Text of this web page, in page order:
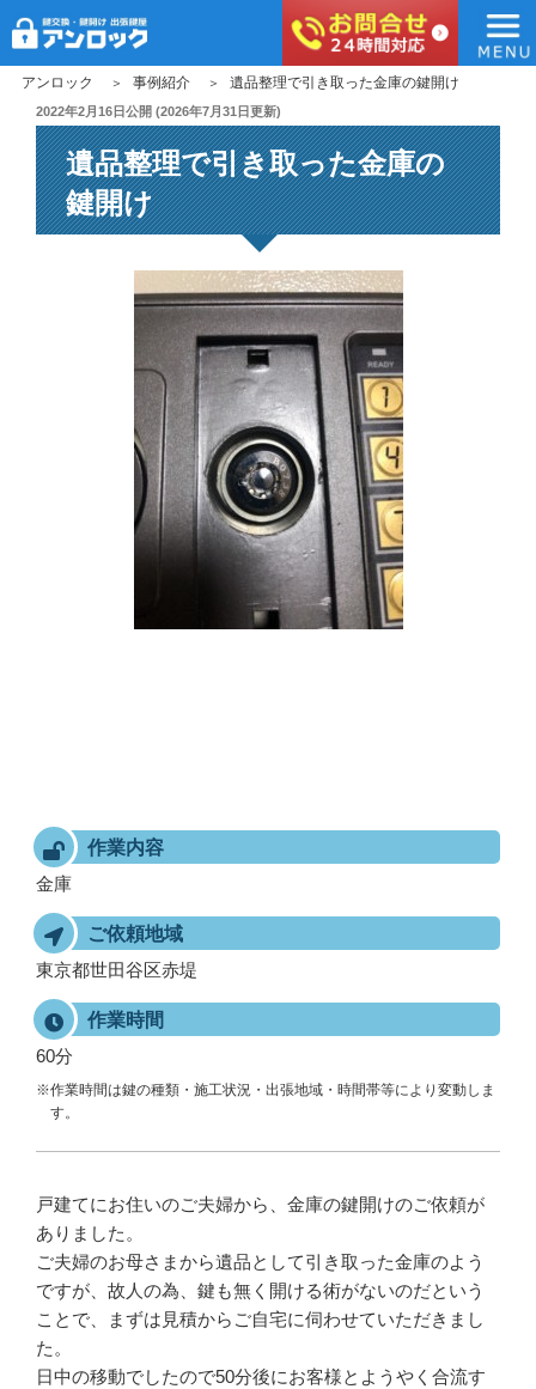
アンロック
アンロック 事例紹介 遺品整理で引き取った金庫の鍵開け
投
稿
日:
2022年2月16日公開 (2026年7月31日更新)
遺品整理で引き取った金庫の
鍵開け
作業内容
金庫
ご依頼地域
東京都世田谷区赤堤
作業時間
60分
※作業時間は鍵の種類・施工状況・出張地域・時間帯等により変動しま
す。
戸建てにお住いのご夫婦から、金庫の鍵開けのご依頼が
ありました。
ご夫婦のお母さまから遺品として引き取った金庫のよう
ですが、故人の為、鍵も無く開ける術がないのだという
ことで、まずは見積からご自宅に伺わせていただきまし
た。
日中の移動でしたので50分後にお客様とようやく合流す